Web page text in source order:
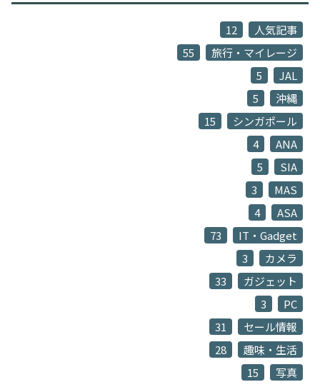
人気記事
12
旅行・マイレージ
55
JAL
5
沖縄
5
シンガポール
15
ANA
4
SIA
5
MAS
3
ASA
4
IT・Gadget
73
カメラ
3
ガジェット
33
PC
3
セール情報
31
趣味・生活
28
写真
15